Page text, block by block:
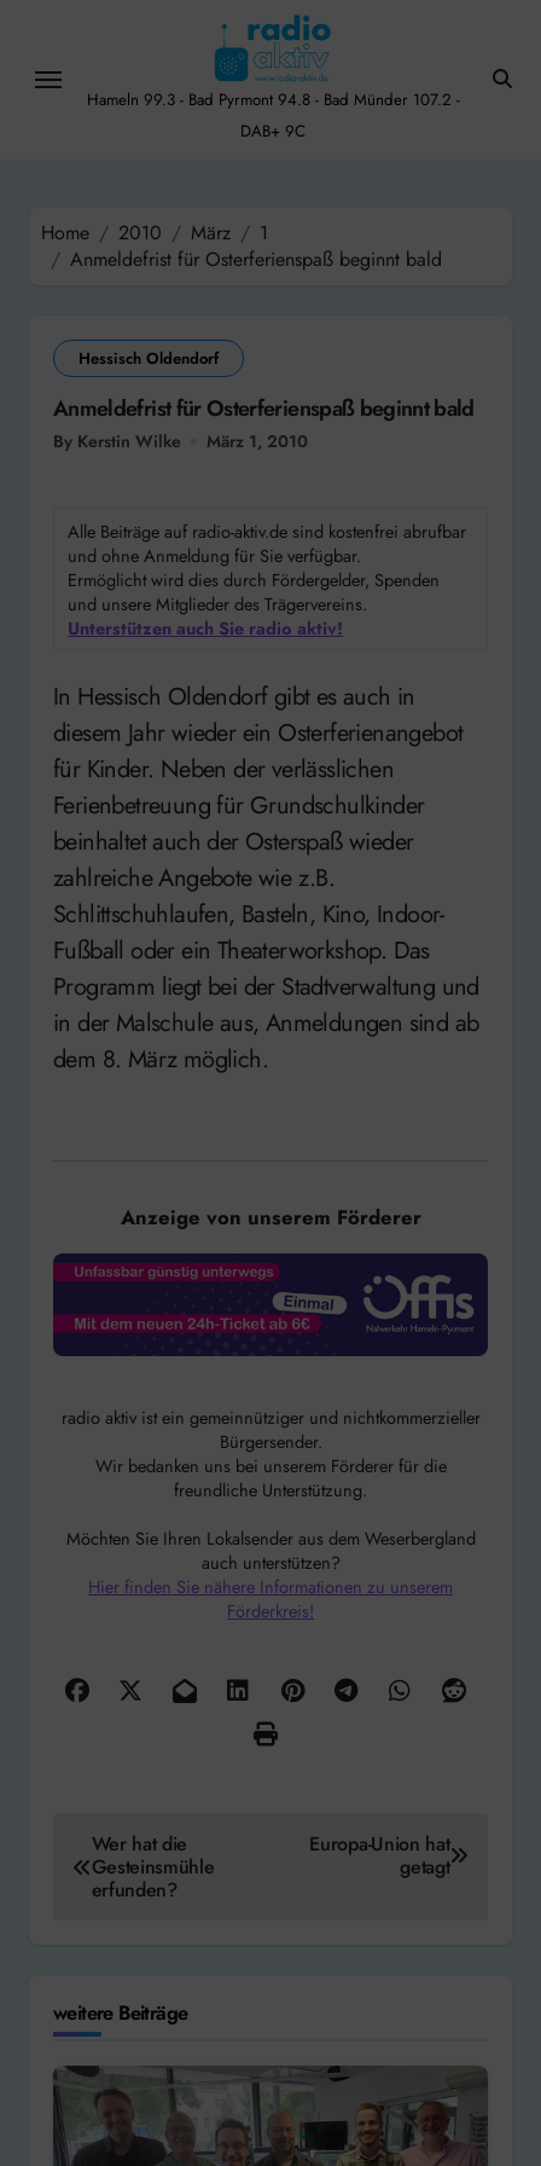
content
Hameln 99.3 - Bad Pyrmont 94.8 - Bad Münder 107.2 -
DAB+ 9C
Home 2010 März
1
Anmeldefrist für Osterferienspaß beginnt bald
Hessisch Oldendorf
Anmeldefrist für Osterferienspaß beginnt bald
By Kerstin Wilke März 1, 2010
Alle Beiträge auf radio-aktiv.de sind kostenfrei abrufbar
und ohne Anmeldung für Sie verfügbar.
Ermöglicht wird dies durch Fördergelder, Spenden
und unsere Mitglieder des Trägervereins.
Unterstützen auch Sie radio aktiv!
In Hessisch Oldendorf gibt es auch in
diesem Jahr wieder ein Osterferienangebot
für Kinder. Neben der verlässlichen
Ferienbetreuung für Grundschulkinder
beinhaltet auch der Osterspaß wieder
zahlreiche Angebote wie z.B.
Schlittschuhlaufen, Basteln, Kino, Indoor-
Fußball oder ein Theaterworkshop. Das
Programm liegt bei der Stadtverwaltung und
in der Malschule aus, Anmeldungen sind ab
dem 8. März möglich.
Anzeige von unserem Förderer
radio aktiv ist ein gemeinnütziger und nichtkommerzieller
Bürgersender.
Wir bedanken uns bei unserem Förderer für die
freundliche Unterstützung.
Möchten Sie Ihren Lokalsender aus dem Weserbergland
auch unterstützen?
Hier finden Sie nähere Informationen zu unserem
Förderkreis!
Beitragsnavigation
Wer hat die
Gesteinsmühle
erfunden?
Europa-Union hat
getagt
weitere Beiträge